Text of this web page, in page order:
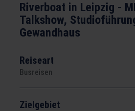
Riverboat in Leipzig -
Talkshow,
Gewandhaus
Reiseart
Busreisen
Zielgebiet